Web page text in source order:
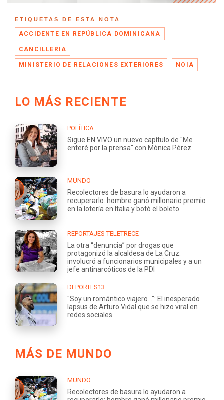
ETIQUETAS DE ESTA NOTA
ACCIDENTE EN REPÚBLICA DOMINICANA
CANCILLERIA
MINISTERIO DE RELACIONES EXTERIORES NOIA
LO MÁS RECIENTE
POLÍTICA
Sigue EN VIVO un nuevo capítulo de "Me
enteré por la prensa" con Mónica Pérez
MUNDO
Recolectores de basura lo ayudaron a
recuperarlo: hombre ganó millonario premio
en la lotería en Italia y botó el boleto
REPORTAJES TELETRECE
La otra “denuncia” por drogas que
protagonizó la alcaldesa de La Cruz:
involucró a funcionarios municipales y a un
jefe antinarcóticos de la PDI
DEPORTES13
"Soy un romántico viajero...": El inesperado
lapsus de Arturo Vidal que se hizo viral en
redes sociales
MÁS DE MUNDO
MUNDO
Recolectores de basura lo ayudaron a